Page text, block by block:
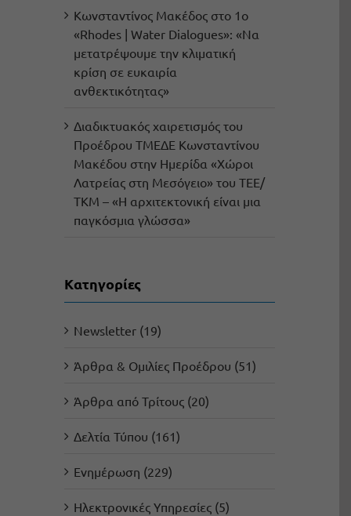
Κωνσταντίνος Μακέδος στο 1ο
«Rhodes | Water Dialogues»: «Να
μετατρέψουμε την κλιματική
κρίση σε ευκαιρία
ανθεκτικότητας»
Διαδικτυακός χαιρετισμός του
Προέδρου ΤΜΕΔΕ Κωνσταντίνου
Μακέδου στην Ημερίδα «Χώροι
Λατρείας στη Μεσόγειο» του ΤΕΕ/
ΤΚΜ – «Η αρχιτεκτονική είναι μια
παγκόσμια γλώσσα»
Kατηγορίες
Newsletter (19)
Άρθρα & Ομιλίες Προέδρου (51)
Άρθρα από Τρίτους (20)
Δελτία Τύπου (161)
Ενημέρωση (229)
Ηλεκτρονικές Υπηρεσίες (5)